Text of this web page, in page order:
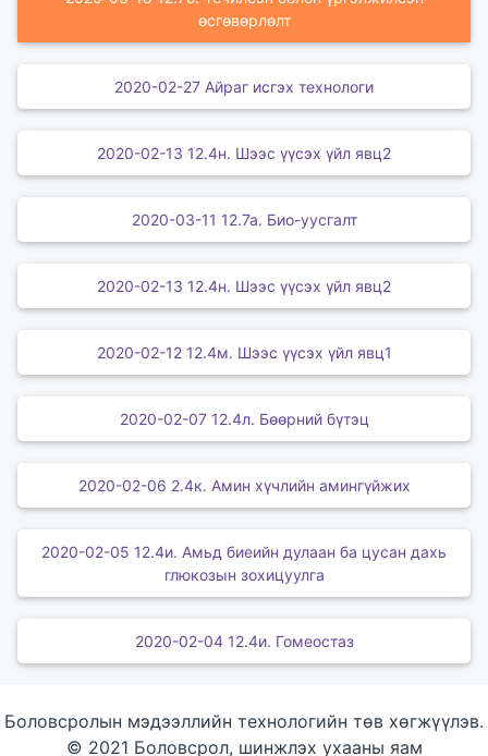
өсгөвөрлөлт
2020-02-27 Айраг исгэх технологи
2020-02-13 12.4н. Шээс үүсэх үйл явц2
2020-03-11 12.7а. Био-уусгалт
2020-02-13 12.4н. Шээс үүсэх үйл явц2
2020-02-12 12.4м. Шээс үүсэх үйл явц1
2020-02-07 12.4л. Бөөрний бүтэц
2020-02-06 2.4к. Амин хүчлийн амингүйжих
2020-02-05 12.4и. Амьд биеийн дулаан ба цусан дахь
глюкозын зохицуулга
2020-02-04 12.4и. Гомеостаз
Боловсролын мэдээллийн технологийн төв хөгжүүлэв.
© 2021 Боловсрол, шинжлэх ухааны яам